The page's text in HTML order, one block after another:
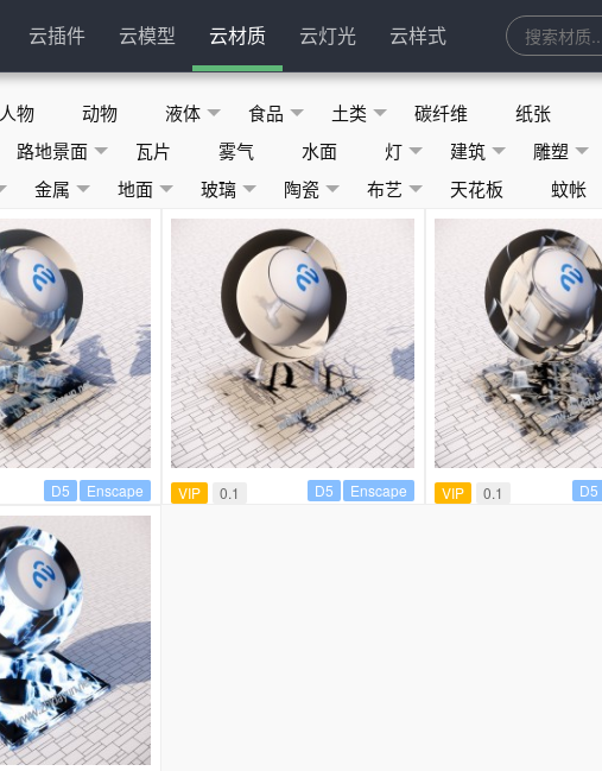
云插件 云模型 云材质 云灯光 云样式
人物 动物 液体 食品 土类 碳纤维 纸张
路地景面 瓦片 雾气 水面 灯 建筑 雕塑
金属 地面 玻璃 陶瓷 布艺 天花板 蚊帐
Enscape
D5 VIP 0.1 Enscape
D5 VIP 0.1 D5